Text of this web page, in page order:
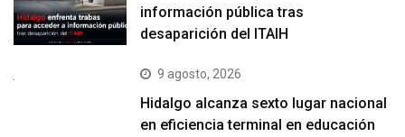
información pública tras
desaparición del ITAIH
9 agosto, 2026
Hidalgo alcanza sexto lugar nacional
en eficiencia terminal en educación